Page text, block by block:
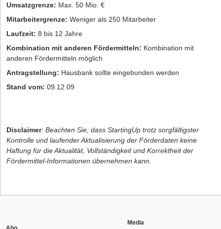
Umsatzgrenze: Max. 50 Mio. €
Mitarbeitergrenze: Weniger als 250 Mitarbeiter
Laufzeit: 8 bis 12 Jahre
Kombination mit anderen Fördermitteln: Kombination mit
anderen Fördermitteln möglich
Antragstellung: Hausbank sollte eingebunden werden
Stand vom: 09.12.09
Disclaimer: Beachten Sie, dass StartingUp trotz sorgfältigster
Kontrolle und laufender Aktualisierung der Förderdaten keine
Haftung für die Aktualität, Vollständigkeit und Korrektheit der
Fördermittel-Informationen übernehmen kann.
Media